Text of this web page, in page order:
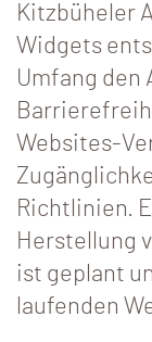
Kitzbüheler
Widgets
Umfang den
Websites-
Richtlinien.
Herstellung
ist geplant
laufenden